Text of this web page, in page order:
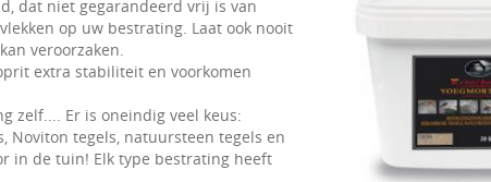
dat niet gegarandeerd vrij is van
op uw bestrating. Laat ook nooit
veroorzaken.
extra stabiliteit en voorkomen
zelf.... Er is oneindig veel keus:
Noviton tegels, natuursteen tegels en
in de tuin! Elk type bestrating heeft